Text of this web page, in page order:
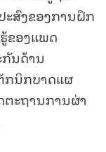
ສົງຂອງການຝຶກ
ຂອງແພດ
ນດ້ານ
ກນິກບາດແຜ
ະຖານການຜ່າ